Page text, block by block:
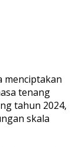
menciptakan
tenang
tahun 2024,
skala